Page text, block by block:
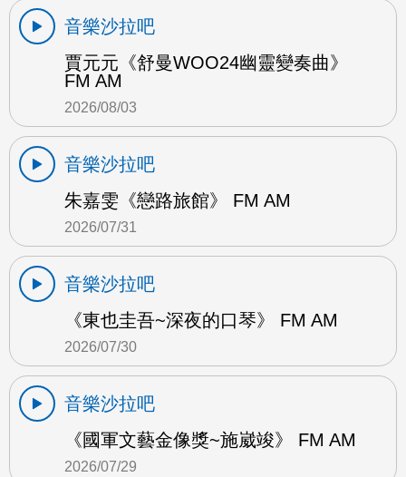
音樂沙拉吧
賈元元《舒曼WOO24幽靈變奏曲》
FM AM
2026/08/03
音樂沙拉吧
朱嘉雯《戀路旅館》 FM AM
2026/07/31
音樂沙拉吧
《東也圭吾~深夜的口琴》 FM AM
2026/07/30
音樂沙拉吧
《國軍文藝金像獎~施崴竣》 FM AM
2026/07/29